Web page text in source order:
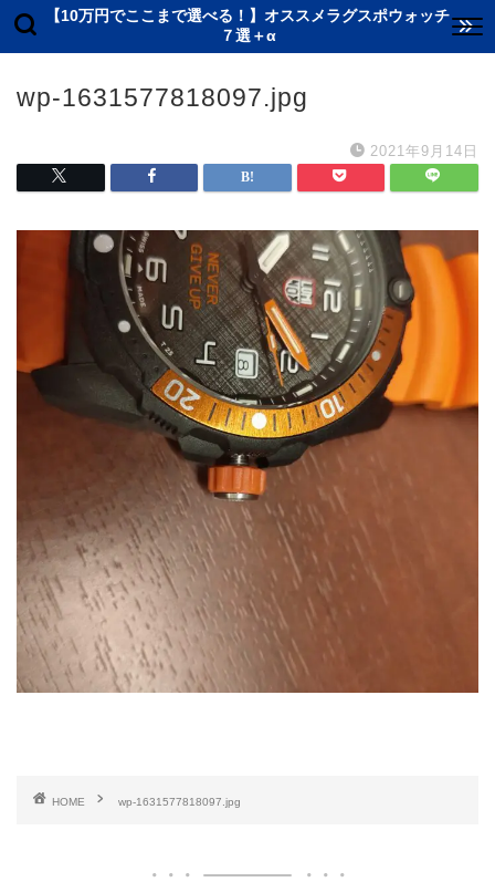
【10万円でここまで選べる！】オススメラグスポウォッチ
７選＋α
wp-1631577818097.jpg
2021年9月14日
HOME wp-1631577818097.jpg